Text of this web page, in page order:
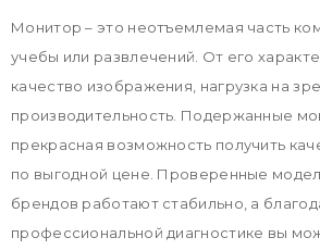
Монитор – это неотъемлемая часть
учебы или развлечений. От его
качество изображения, нагрузка на
производительность. Подержанные
прекрасная возможность получить
по выгодной цене. Проверенные
брендов работают стабильно, а
профессиональной диагностике вы